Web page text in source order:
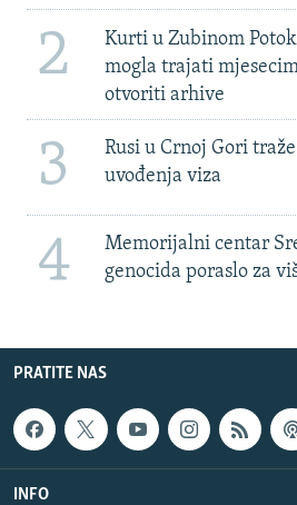
2
Kurti u Zubinom
mogla trajati
otvoriti arhive
3
Rusi u Crnoj Gori
uvođenja viza
4
Memorijalni centar
genocida poraslo za
PRATITE NAS
INFO